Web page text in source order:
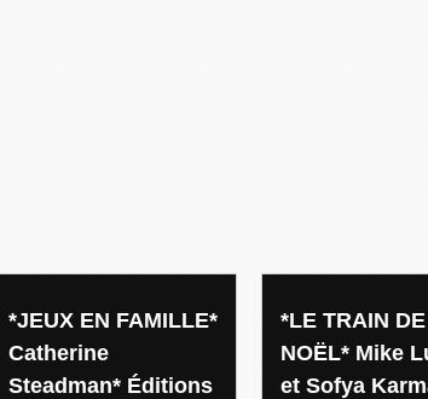
jeux
*JEUX EN FAMILLE*
Catherine
Steadman* Éditions
*LE TRAIN DE
NOËL* Mike
et Sofya